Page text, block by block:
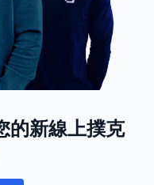
的新線上撲克